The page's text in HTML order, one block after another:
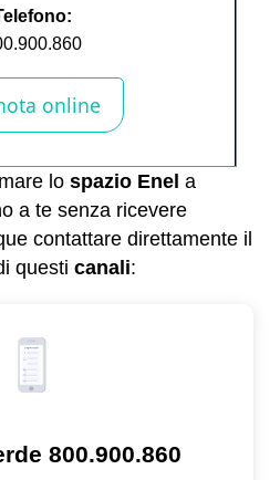
lo spazio Enel a
a te senza ricevere
contattare direttamente il
questi canali: